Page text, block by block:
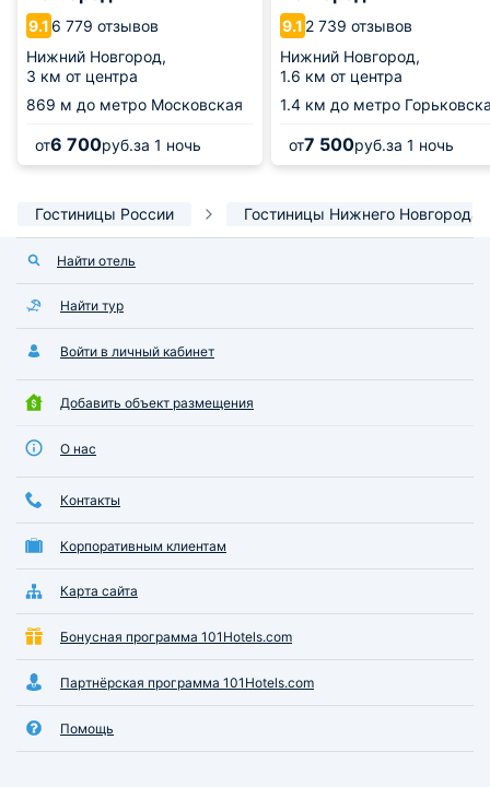
9.1 6 779 отзывов
Нижний Новгород,
3 км от центра
869 м до метро Московская
от6 700руб.за 1 ночь
9.1 2 739 отзывов
Нижний Новгород,
1.6 км от центра
1.4 км до метро
от7 500руб.за 1 ночь
Гостиницы России Гостиницы Нижнего Новгорода
Найти отель
Найти тур
Войти в личный кабинет
Добавить объект размещения
О нас
Контакты
Корпоративным клиентам
Карта сайта
Бонусная программа 101Hotels.com
Партнёрская программа 101Hotels.com
Помощь